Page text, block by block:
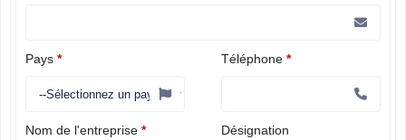
Pays * Téléphone *
Nom de l'entreprise * Désignation